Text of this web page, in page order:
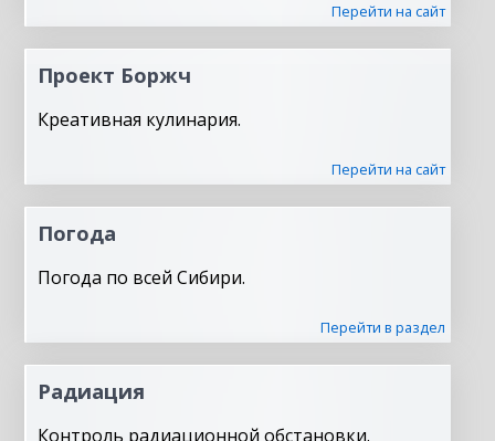
Перейти на сайт
Проект Боржч
Креативная кулинария.
Перейти на сайт
Погода
Погода по всей Сибири.
Перейти в раздел
Радиация
Контроль радиационной обстановки.